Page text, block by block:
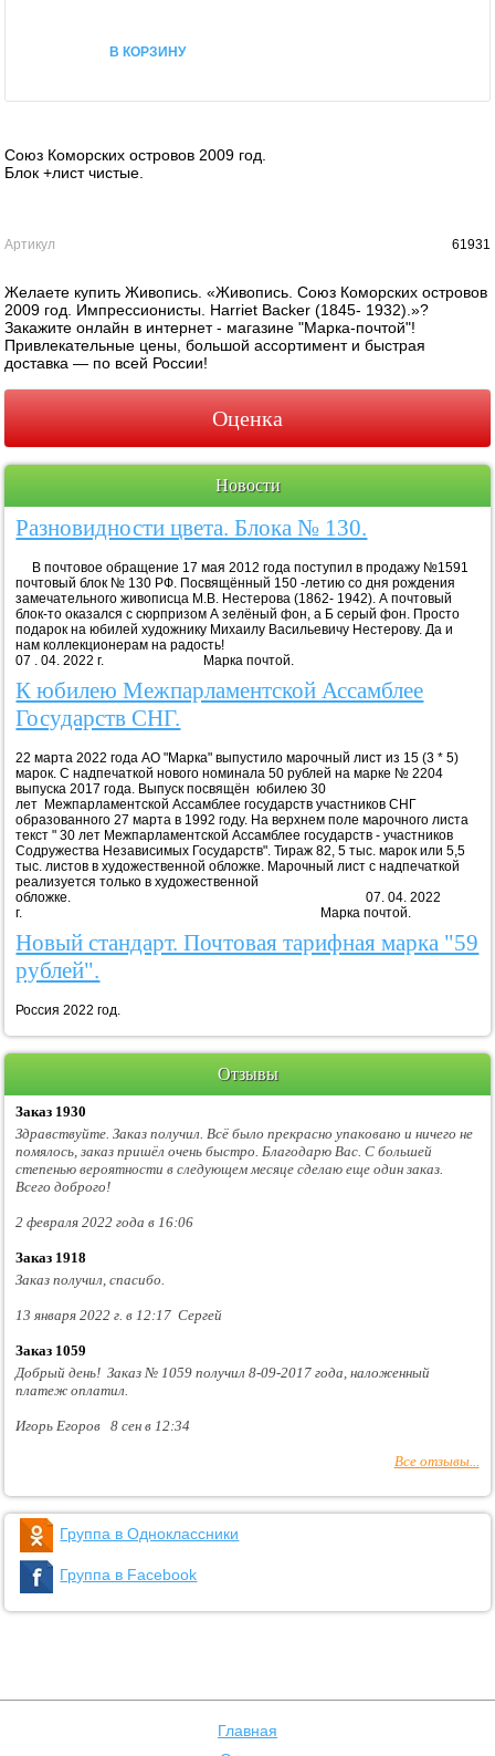
В КОРЗИНУ
Союз Коморских островов 2009 год.
Блок +лист чистые.
Артикул 61931
Желаете купить Живопись. «Живопись. Союз Коморских островов
2009 год. Импрессионисты. Harriet Backer (1845- 1932).»?
Закажите онлайн в интернет - магазине "Марка-почтой"!
Привлекательные цены, большой ассортимент и быстрая
доставка — по всей России!
Оценка
Новости
Разновидности цвета. Блока № 130.
В почтовое обращение 17 мая 2012 года поступил в продажу №1591
почтовый блок № 130 РФ. Посвящённый 150 -летию со дня рождения
замечательного живописца М.В. Нестерова (1862- 1942). А почтовый
блок-то оказался с сюрпризом А зелёный фон, а Б серый фон. Просто
подарок на юбилей художнику Михаилу Васильевичу Нестерову. Да и
нам коллекционерам на радость!
07 . 04. 2022 г. Марка почтой.
К юбилею Межпарламентской Ассамблее
Государств СНГ.
22 марта 2022 года АО "Марка" выпустило марочный лист из 15 (3 * 5)
марок. С надпечаткой нового номинала 50 рублей на марке № 2204
выпуска 2017 года. Выпуск посвящён юбилею 30
лет Межпарламентской Ассамблее государств участников СНГ
образованного 27 марта в 1992 году. На верхнем поле марочного листа
текст " 30 лет Межпарламентской Ассамблее государств - участников
Содружества Независимых Государств". Тираж 82, 5 тыс. марок или 5,5
тыс. листов в художественной обложке. Марочный лист с надпечаткой
реализуется только в художественной
обложке. 07. 04. 2022
г. Марка почтой.
Новый стандарт. Почтовая тарифная марка "59
рублей".
Россия 2022 год.
Отзывы
Заказ 1930
Здравствуйте. Заказ получил. Всё было прекрасно упаковано и ничего не
помялось, заказ пришёл очень быстро. Благодарю Вас. С большей
степенью вероятности в следующем месяце сделаю еще один заказ.
Всего доброго!
2 февраля 2022 года в 16:06
Заказ 1918
Заказ получил, спасибо.
13 января 2022 г. в 12:17 Сергей
Заказ 1059
Добрый день! Заказ № 1059 получил 8-09-2017 года, наложенный
платеж оплатил.
Игорь Егоров 8 сен в 12:34
Все отзывы...
Группа в Одноклассники
Группа в Facebook
Главная